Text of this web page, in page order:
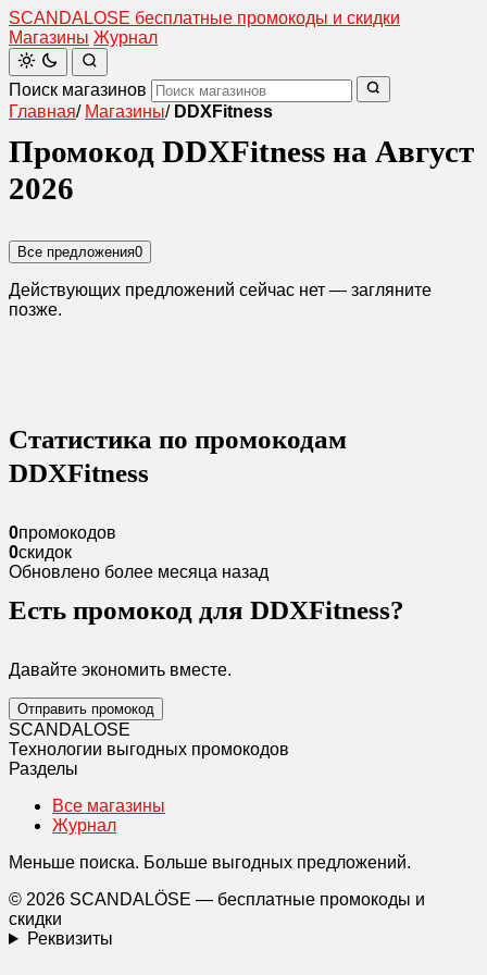
SCANDALOSE бесплатные промокоды и скидки
Магазины Журнал
Поиск магазинов
Главная/ Магазины/ DDXFitness
Промокод DDXFitness на Август
2026
Все предложения0
Действующих предложений сейчас нет — загляните
позже.
Статистика по промокодам
DDXFitness
0промокодов
0скидок
Обновлено более месяца назад
Есть промокод для DDXFitness?
Давайте экономить вместе.
Отправить промокод
SCANDALOSE
Технологии выгодных промокодов
Разделы
Все магазины
Журнал
Меньше поиска. Больше выгодных предложений.
© 2026 SCANDALÖSE — бесплатные промокоды и
скидки
Реквизиты